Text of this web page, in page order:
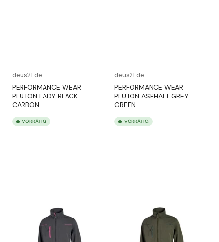
deus21.de
PERFORMANCE WEAR
PLUTON LADY BLACK
CARBON
VORRÄTIG
deus21.de
PERFORMANCE WEAR
PLUTON ASPHALT GREY
GREEN
VORRÄTIG